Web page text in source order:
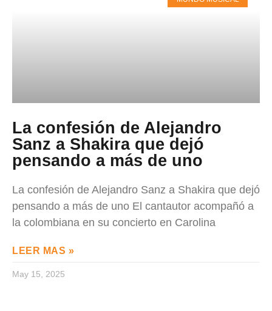
La confesión de Alejandro
Sanz a Shakira que dejó
pensando a más de uno
La confesión de Alejandro Sanz a Shakira que dejó
pensando a más de uno El cantautor acompañó a
la colombiana en su concierto en Carolina
LEER MAS »
May 15, 2025